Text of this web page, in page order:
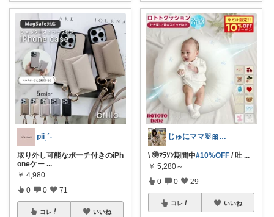
piiˎˊ˗
取り外し可能なポーチ付きのiPh
oneケー ...
￥ 4,980
0 0 71
コレ いいね
じゅにママ🐰🎀2yboyワーママ
\ 🉐ﾏﾗｿﾝ期間中#10%OFF / 吐 ...
￥ 5,280～
0 0 29
コレ いいね